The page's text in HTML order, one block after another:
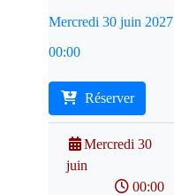
Mercredi 30 juin 2027
00:00
Réserver
Mercredi 30
juin
00:00